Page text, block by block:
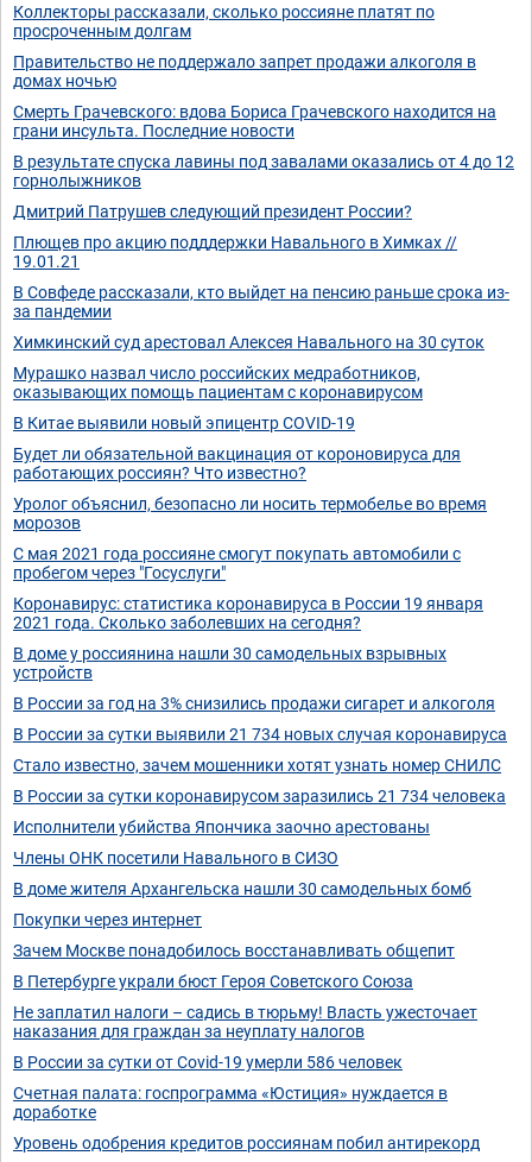
Коллекторы рассказали, сколько россияне платят по
просроченным долгам
Правительство не поддержало запрет продажи алкоголя в
домах ночью
Смерть Грачевского: вдова Бориса Грачевского находится на
грани инсульта. Последние новости
В результате спуска лавины под завалами оказались от 4 до 12
горнолыжников
Дмитрий Патрушев следующий президент России?
Плющев про акцию подддержки Навального в Химках //
19.01.21
В Совфеде рассказали, кто выйдет на пенсию раньше срока из-
за пандемии
Химкинский суд арестовал Алексея Навального на 30 суток
Мурашко назвал число российских медработников,
оказывающих помощь пациентам с коронавирусом
В Китае выявили новый эпицентр COVID-19
Будет ли обязательной вакцинация от короновируса для
работающих россиян? Что известно?
Уролог объяснил, безопасно ли носить термобелье во время
морозов
С мая 2021 года россияне смогут покупать автомобили с
пробегом через "Госуслуги"
Коронавирус: статистика коронавируса в России 19 января
2021 года. Сколько заболевших на сегодня?
В доме у россиянина нашли 30 самодельных взрывных
устройств
В России за год на 3% снизились продажи сигарет и алкоголя
В России за сутки выявили 21 734 новых случая коронавируса
Стало известно, зачем мошенники хотят узнать номер СНИЛС
В России за сутки коронавирусом заразились 21 734 человека
Исполнители убийства Япончика заочно арестованы
Члены ОНК посетили Навального в СИЗО
В доме жителя Архангельска нашли 30 самодельных бомб
Покупки через интернет
Зачем Москве понадобилось восстанавливать общепит
В Петербурге украли бюст Героя Советского Союза
Не заплатил налоги – садись в тюрьму! Власть ужесточает
наказания для граждан за неуплату налогов
В России за сутки от Covid-19 умерли 586 человек
Счетная палата: госпрограмма «Юстиция» нуждается в
доработке
Уровень одобрения кредитов россиянам побил антирекорд